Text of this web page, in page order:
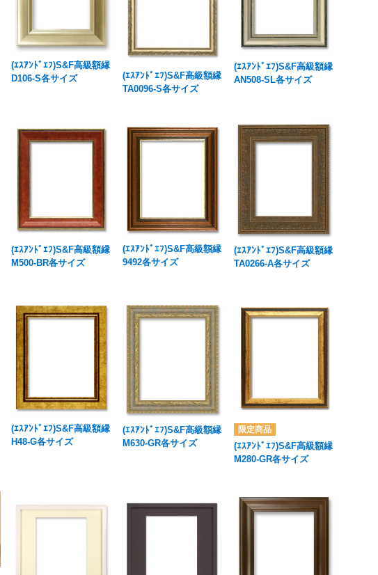
(ｴｽｱﾝﾄﾞｴﾌ)S&F高級額縁
D106-S各サイズ
(ｴｽｱﾝﾄﾞｴﾌ)S&F高級額縁
TA0096-S各サイズ
(ｴｽｱﾝﾄﾞｴﾌ)S&F高級額縁
AN508-SL各サイズ
(ｴｽｱﾝﾄﾞｴﾌ)S&F高級額縁
M500-BR各サイズ
(ｴｽｱﾝﾄﾞｴﾌ)S&F高級額縁
9492各サイズ
(ｴｽｱﾝﾄﾞｴﾌ)S&F高級額縁
TA0266-A各サイズ
(ｴｽｱﾝﾄﾞｴﾌ)S&F高級額縁
H48-G各サイズ
(ｴｽｱﾝﾄﾞｴﾌ)S&F高級額縁
M630-GR各サイズ
(ｴｽｱﾝﾄﾞｴﾌ)S&F高級額縁
M280-GR各サイズ